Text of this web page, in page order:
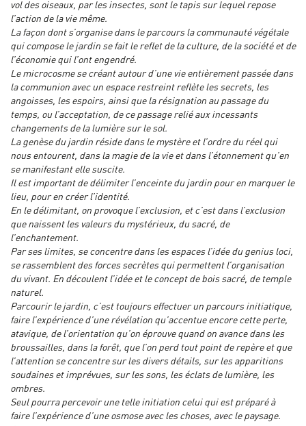
vol des oiseaux, par les insectes, sont le tapis sur lequel repose
l’action de la vie même.
La façon dont s’organise dans le parcours la communauté végétale
qui compose le jardin se fait le reflet de la culture, de la société et de
l’économie qui l’ont engendré.
Le microcosme se créant autour d’une vie entièrement passée dans
la communion avec un espace restreint reflète les secrets, les
angoisses, les espoirs, ainsi que la résignation au passage du
temps, ou l’acceptation, de ce passage relié aux incessants
changements de la lumière sur le sol.
La genèse du jardin réside dans le mystère et l’ordre du réel qui
nous entourent, dans la magie de la vie et dans l’étonnement qu’en
se manifestant elle suscite.
Il est important de délimiter l’enceinte du jardin pour en marquer le
lieu, pour en créer l’identité.
En le délimitant, on provoque l’exclusion, et c’est dans l’exclusion
que naissent les valeurs du mystérieux, du sacré, de
l’enchantement.
Par ses limites, se concentre dans les espaces l’idée du genius loci,
se rassemblent des forces secrètes qui permettent l’organisation
du vivant. En découlent l’idée et le concept de bois sacré, de temple
naturel.
Parcourir le jardin, c’est toujours effectuer un parcours initiatique,
faire l’expérience d’une révélation qu’accentue encore cette perte,
atavique, de l’orientation qu’on éprouve quand on avance dans les
broussailles, dans la forêt, que l’on perd tout point de repère et que
l’attention se concentre sur les divers détails, sur les apparitions
soudaines et imprévues, sur les sons, les éclats de lumière, les
ombres.
Seul pourra percevoir une telle initiation celui qui est préparé à
faire l’expérience d’une osmose avec les choses, avec le paysage.